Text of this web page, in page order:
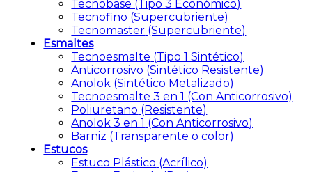
Tecnobase (Tipo 3 Económico)
Tecnofino (Supercubriente)
Tecnomaster (Supercubriente)
Esmaltes
Tecnoesmalte (Tipo 1 Sintético)
Anticorrosivo (Sintético Resistente)
Anolok (Sintético Metalizado)
Tecnoesmalte 3 en 1 (Con Anticorrosivo)
Poliuretano (Resistente)
Anolok 3 en 1 (Con Anticorrosivo)
Barniz (Transparente o color)
Estucos
Estuco Plástico (Acrílico)